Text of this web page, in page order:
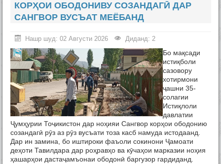
Мақомоти иҷроия
Таърих
Ҷашнҳо дар ноҳия
Ташриф ба ноҳия
Туризм
Хабарҳо
Наворҳо
Тамос
КОРҲОИ ОБОДОНИВУ СОЗАНДАГӢ ДАР
САНГВОР ВУСЪАТ МЕЁБАНД
Нашр шуд: 02 Августи 2026 Диданд: 2
Бо мақсади
истиқболи
сазовору
хотирмони
ҷашни 35-
солагии
Истиқлоли
давлатии
Ҷумҳурии Тоҷикистон дар ноҳияи Сангвор корҳои ободонию
созандагӣ рӯз аз рӯз вусъати тоза касб намуда истодаанд.
Дар ин замина, бо иштироки фаъоли сокинони Ҷамоати
деҳоти Тавилдара дар роҳравҳо ва кӯчаҳои марказии ноҳия
ҳашарҳои дастаҷамъонаи ободонӣ баргузор гардиданд.